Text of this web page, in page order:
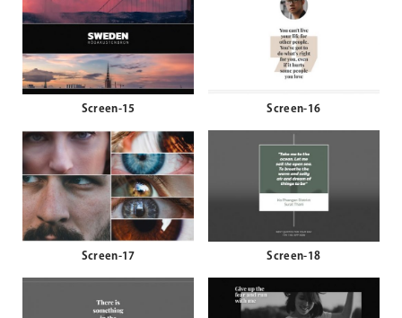
Screen-15 Screen-16
Screen-17 Screen-18